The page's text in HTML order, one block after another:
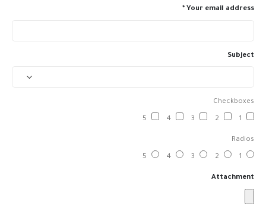
Your email address *
Subject
Checkboxes
1
2
3
4
5
Radios
1
2
3
4
5
Attachment